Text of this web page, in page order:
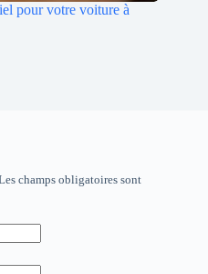
pour votre voiture à
champs obligatoires sont